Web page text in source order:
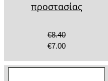
προστασίας
€8.40
€7.00